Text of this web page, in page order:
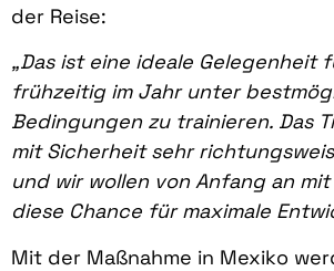
der Reise:
„Das ist eine ideale Gelegenheit
frühzeitig im Jahr unter
Bedingungen zu trainieren. Das
mit Sicherheit sehr
und wir wollen von Anfang an mit
diese Chance für maximale
Mit der Maßnahme in Mexiko